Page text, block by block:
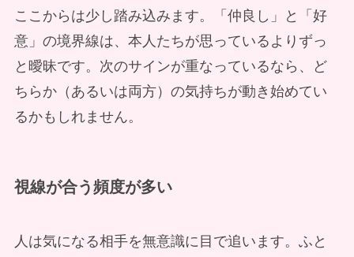
ここからは少し踏み込みます。「仲良し」と「好
意」の境界線は、本人たちが思っているよりずっ
と曖昧です。次のサインが重なっているなら、ど
ちらか（あるいは両方）の気持ちが動き始めてい
るかもしれません。
視線が合う頻度が多い
人は気になる相手を無意識に目で追います。ふと